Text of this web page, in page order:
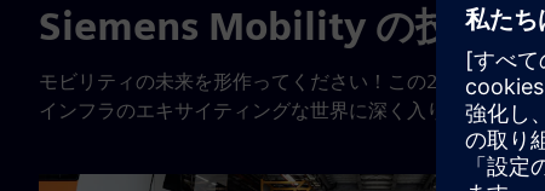
Siemens Mobility の技術研
モビリティの未来を形作ってください！この2年間の研
インフラのエキサイティングな世界に深く入り込み、キ